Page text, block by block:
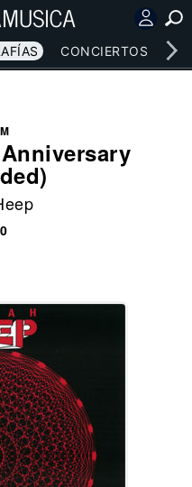
CONCIERTOS